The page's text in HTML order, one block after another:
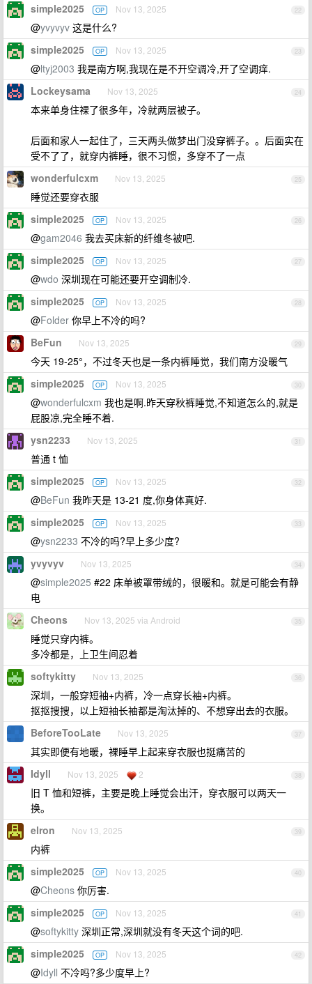
22
simple2025 OP Nov 13, 2025
@yvyvyv 这是什么?
23
simple2025 OP Nov 13, 2025
@ltyj2003 我是南方啊,我现在是不开空调冷,开了空调痒.
24
Lockeysama Nov 13, 2025
本来单身住裸了很多年，冷就两层被子。
后面和家人一起住了，三天两头做梦出门没穿裤子。。后面实在
受不了了，就穿内裤睡，很不习惯，多穿不了一点
25
wonderfulcxm Nov 13, 2025
睡觉还要穿衣服
26
simple2025 OP Nov 13, 2025
@gam2046 我去买床新的纤维冬被吧.
27
simple2025 OP Nov 13, 2025
@wdo 深圳现在可能还要开空调制冷.
28
simple2025 OP Nov 13, 2025
@Folder 你早上不冷的吗?
29
BeFun Nov 13, 2025
今天 19-25°，不过冬天也是一条内裤睡觉，我们南方没暖气
30
simple2025 OP Nov 13, 2025
@wonderfulcxm 我也是啊.昨天穿秋裤睡觉,不知道怎么的,就是
屁股凉,完全睡不着.
31
ysn2233 Nov 13, 2025
普通 t 恤
32
simple2025 OP Nov 13, 2025
@BeFun 我昨天是 13-21 度,你身体真好.
33
simple2025 OP Nov 13, 2025
@ysn2233 不冷的吗?早上多少度?
34
yvyvyv Nov 13, 2025
@simple2025 #22 床单被罩带绒的，很暖和。就是可能会有静
电
35
Cheons Nov 13, 2025 via Android
睡觉只穿内裤。
多冷都是，上卫生间忍着
36
softykitty Nov 13, 2025
深圳，一般穿短袖+内裤，冷一点穿长袖+内裤。
抠抠搜搜，以上短袖长袖都是淘汰掉的、不想穿出去的衣服。
37
BeforeTooLate Nov 13, 2025
其实即便有地暖，裸睡早上起来穿衣服也挺痛苦的
38
Idyll Nov 13, 2025 2
旧 T 恤和短裤，主要是晚上睡觉会出汗，穿衣服可以两天一
换。
39
elron Nov 13, 2025
内裤
40
simple2025 OP Nov 13, 2025
@Cheons 你厉害.
41
simple2025 OP Nov 13, 2025
@softykitty 深圳正常,深圳就没有冬天这个词的吧.
42
simple2025 OP Nov 13, 2025
@Idyll 不冷吗?多少度早上?